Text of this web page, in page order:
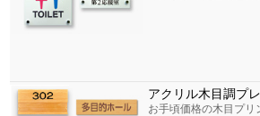
アクリル木目調プ
お手頃価格の木目プリ